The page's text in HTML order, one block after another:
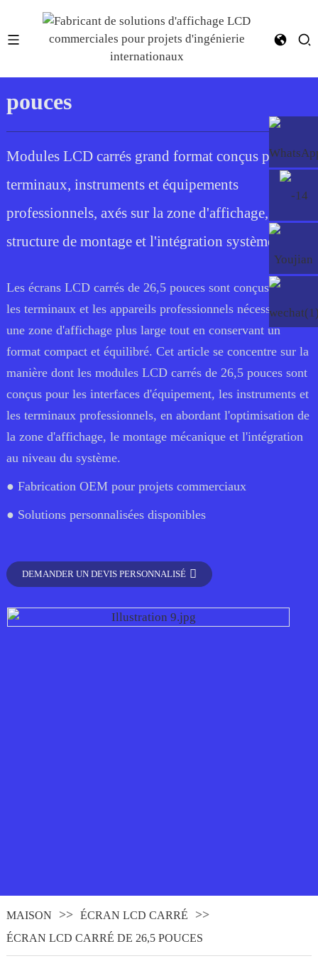
Écran LCD carré de 26,5
pouces
Modules LCD carrés grand format conçus pour
terminaux, instruments et équipements
professionnels, axés sur la zone d'affichage, la
structure de montage et l'intégration système.
Les écrans LCD carrés de 26,5 pouces sont conçus pour
les terminaux et les appareils professionnels nécessitant
une zone d'affichage plus large tout en conservant un
format compact et équilibré. Cet article se concentre sur la
manière dont les modules LCD carrés de 26,5 pouces sont
conçus pour les interfaces d'équipement, les instruments et
les terminaux professionnels, en abordant l'optimisation de
la zone d'affichage, le montage mécanique et l'intégration
au niveau du système.
● Fabrication OEM pour projets commerciaux
● Solutions personnalisées disponibles
DEMANDER UN DEVIS PERSONNALISÉ
MAISON
ÉCRAN LCD CARRÉ
ÉCRAN LCD CARRÉ DE 26,5 POUCES